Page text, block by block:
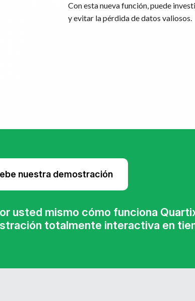
Con esta nueva función, puede
y evitar la pérdida de datos valiosos.
nuestra demostración
usted mismo cómo funciona
totalmente interactiva en